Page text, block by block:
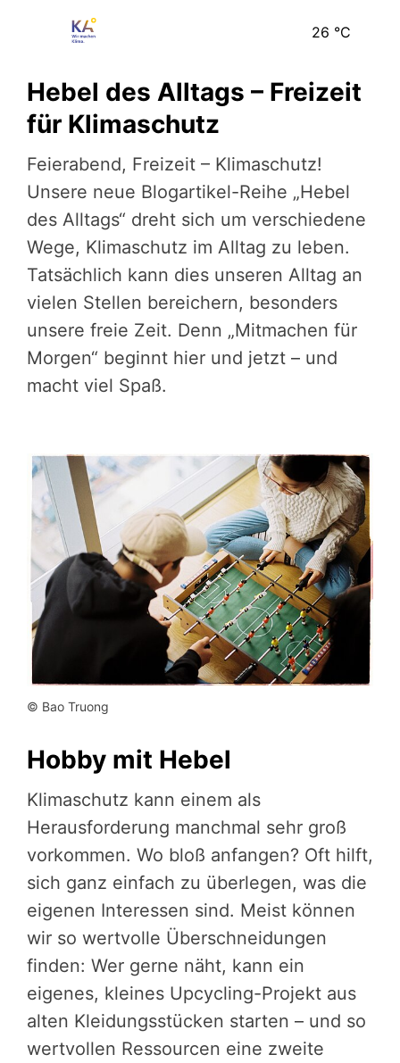
26 °C
Hebel des Alltags – Freizeit
für Klimaschutz
Feierabend, Freizeit – Klimaschutz!
Unsere neue Blogartikel-Reihe „Hebel
des Alltags“ dreht sich um verschiedene
Wege, Klimaschutz im Alltag zu leben.
Tatsächlich kann dies unseren Alltag an
vielen Stellen bereichern, besonders
unsere freie Zeit. Denn „Mitmachen für
Morgen“ beginnt hier und jetzt – und
macht viel Spaß.
© Bao Truong
Hobby mit Hebel
Klimaschutz kann einem als
Herausforderung manchmal sehr groß
vorkommen. Wo bloß anfangen? Oft hilft,
sich ganz einfach zu überlegen, was die
eigenen Interessen sind. Meist können
wir so wertvolle Überschneidungen
finden: Wer gerne näht, kann ein
eigenes, kleines Upcycling-Projekt aus
alten Kleidungsstücken starten – und so
wertvollen Ressourcen eine zweite